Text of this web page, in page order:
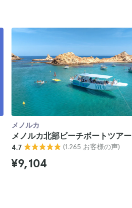
メノルカ
メノルカ北部ビーチボートツアー
4.7 (1.265 お客様の声)
¥9,104